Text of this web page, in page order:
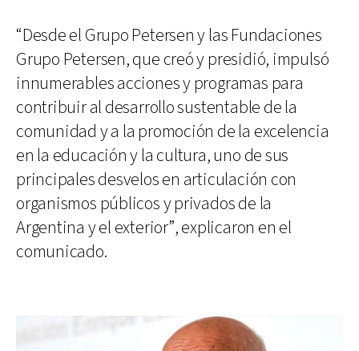
“Desde el Grupo Petersen y las Fundaciones
Grupo Petersen, que creó y presidió, impulsó
innumerables acciones y programas para
contribuir al desarrollo sustentable de la
comunidad y a la promoción de la excelencia
en la educación y la cultura, uno de sus
principales desvelos en articulación con
organismos públicos y privados de la
Argentina y el exterior”, explicaron en el
comunicado.